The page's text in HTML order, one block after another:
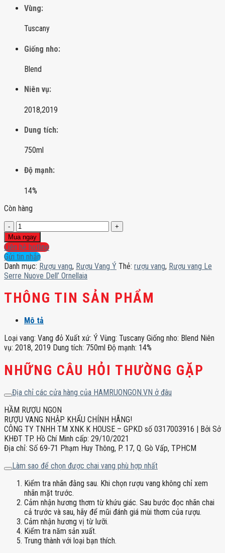
Vùng:
Tuscany
Giống nho:
Blend
Niên vụ:
2018,2019
Dung tích:
750ml
Độ mạnh:
14%
Còn hàng
Rượu
vang
Le
Serre
Nuove
Dell’
Ornellaia
số
lượng
Mua ngay
Liên hệ hotline
Gửi tin nhắn
Danh mục: Rượu vang, Rượu Vang Ý Thẻ: rượu vang, Rượu vang Le
Serre Nuove Dell’ Ornellaia
THÔNG TIN SẢN PHẨM
Mô tả
Loại vang: Vang đỏ Xuất xứ: Ý Vùng: Tuscany Giống nho: Blend Niên
vụ: 2018, 2019 Dung tích: 750ml Độ mạnh: 14%
NHỮNG CÂU HỎI THƯỜNG GẶP
Địa chỉ các cửa hàng của HAMRUONGON.VN ở đâu
HẦM RƯỢU NGON
RƯỢU VANG NHẬP KHẨU CHÍNH HÃNG!
CÔNG TY TNHH TM XNK K HOUSE – GPKD số 0317003916 | Bởi Sở
KHĐT TP. Hồ Chí Minh cấp: 29/10/2021
Địa chỉ: Số 69-71 Phạm Huy Thông, P. 17, Q. Gò Vấp, TPHCM
Làm sao để chọn được chai vang phù hợp nhất
Kiểm tra nhãn đằng sau. Khi chọn rượu vang không chỉ xem
nhãn mặt trước.
Cảm nhận hương thơm từ khứu giác. Sau bước đọc nhãn chai
cả trước và sau, hãy để mũi đánh giá mùi thơm của rượu.
Cảm nhận hương vị từ lưỡi.
Kiểm tra năm sản xuất.
Trung thành với loại bạn thích.